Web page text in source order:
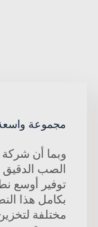
مجموعة
وبما أن
بكامل هذا
مختلفة